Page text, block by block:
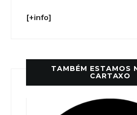
[+info]
TAMBÉM ESTAMOS
CARTAXO